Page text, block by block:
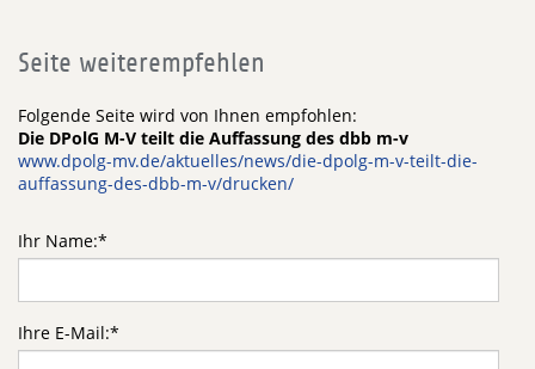
Seite weiterempfehlen
Folgende Seite wird von Ihnen empfohlen:
Die DPolG M-V teilt die Auffassung des dbb m-v
www.dpolg-mv.de/aktuelles/news/die-dpolg-m-v-teilt-die-
auffassung-des-dbb-m-v/drucken/
Ihr Name:*
Ihre E-Mail:*